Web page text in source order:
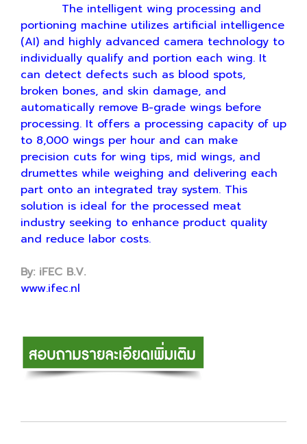
The intelligent wing processing and
portioning machine utilizes artificial intelligence
(AI) and highly advanced camera technology to
individually qualify and portion each wing. It
can detect defects such as blood spots,
broken bones, and skin damage, and
automatically remove B-grade wings before
processing. It offers a processing capacity of up
to 8,000 wings per hour and can make
precision cuts for wing tips, mid wings, and
drumettes while weighing and delivering each
part onto an integrated tray system. This
solution is ideal for the processed meat
industry seeking to enhance product quality
and reduce labor costs.
By: iFEC B.V.
www.ifec.nl